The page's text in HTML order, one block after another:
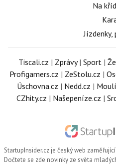
Na
Jízdenky,
Tiscali.cz | Zprávy| Sport |
Profigamers.cz | ZeStolu.cz |
Úschovna.cz | Nedd.cz |
CZhity.cz | Našepeníze.cz |
StartupInsider.cz je český web
Dočtete se zde novinky ze světa